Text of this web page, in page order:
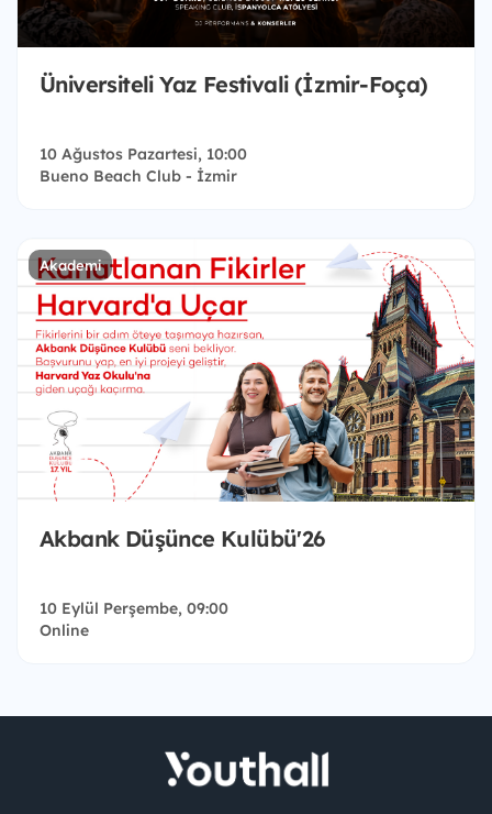
Üniversiteli Yaz Festivali (İzmir-Foça)
10 Ağustos Pazartesi, 10:00
Bueno Beach Club - İzmir
Akademi
Akbank Düşünce Kulübü'26
10 Eylül Perşembe, 09:00
Online